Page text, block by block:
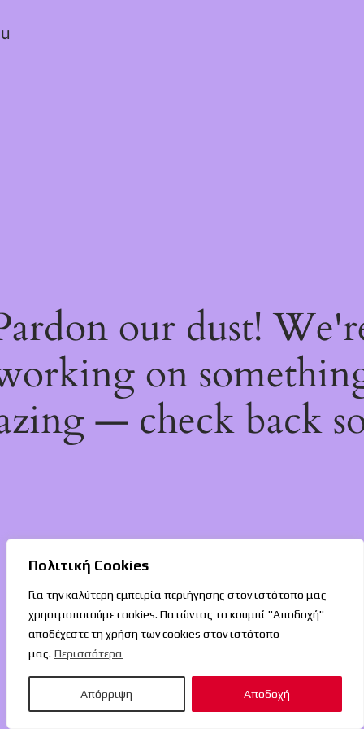
Πολιτική Cookies
Για την καλύτερη εμπειρία περιήγησης στον ιστότοπο μας
χρησιμοποιούμε cookies. Πατώντας το κουμπί "Αποδοχή"
αποδέχεστε τη χρήση των cookies στον ιστότοπο
μας. Περισσότερα
Απόρριψη Αποδοχή
our dust!
on
— check back